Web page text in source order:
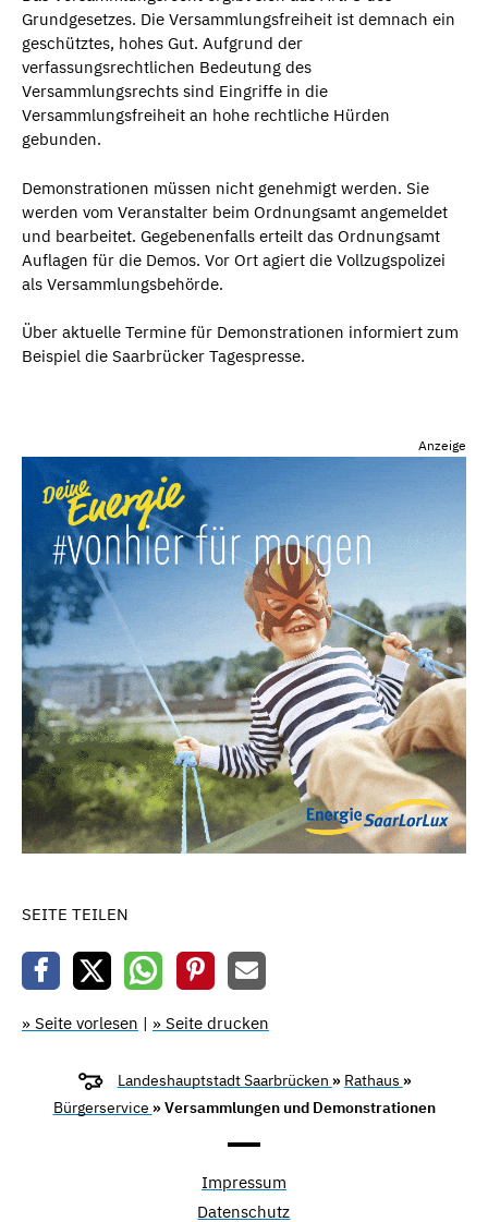
Grundgesetzes. Die Versammlungsfreiheit ist demnach ein
geschütztes, hohes Gut. Aufgrund der
verfassungsrechtlichen Bedeutung des
Versammlungsrechts sind Eingriffe in die
Versammlungsfreiheit an hohe rechtliche Hürden
gebunden.
Demonstrationen müssen nicht genehmigt werden. Sie
werden vom Veranstalter beim Ordnungsamt angemeldet
und bearbeitet. Gegebenenfalls erteilt das Ordnungsamt
Auflagen für die Demos. Vor Ort agiert die Vollzugspolizei
als Versammlungsbehörde.
Über aktuelle Termine für Demonstrationen informiert zum
Beispiel die Saarbrücker Tagespresse.
Anzeige
SEITE TEILEN
» Seite vorlesen | » Seite drucken
Landeshauptstadt Saarbrücken » Rathaus »
Bürgerservice » Versammlungen und Demonstrationen
Impressum
Datenschutz